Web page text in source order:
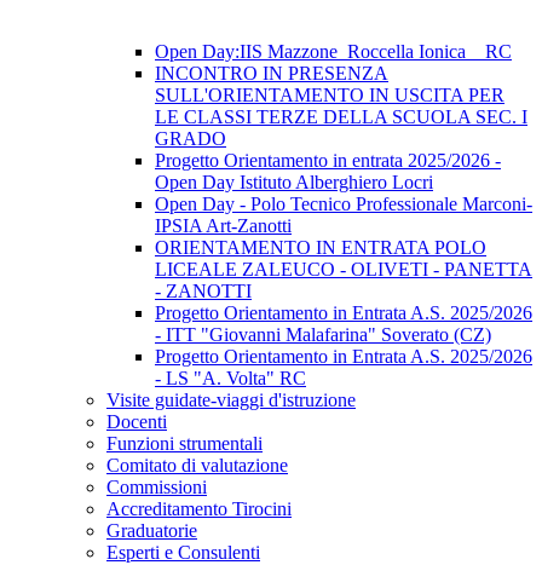
Open Day:IIS Mazzone_Roccella Ionica _ RC
INCONTRO IN PRESENZA
SULL'ORIENTAMENTO IN USCITA PER
LE CLASSI TERZE DELLA SCUOLA SEC. I
GRADO
Progetto Orientamento in entrata 2025/2026 -
Open Day Istituto Alberghiero Locri
Open Day - Polo Tecnico Professionale Marconi-
IPSIA Art-Zanotti
ORIENTAMENTO IN ENTRATA POLO
LICEALE ZALEUCO - OLIVETI - PANETTA
- ZANOTTI
Progetto Orientamento in Entrata A.S. 2025/2026
- ITT "Giovanni Malafarina" Soverato (CZ)
Progetto Orientamento in Entrata A.S. 2025/2026
- LS "A. Volta" RC
Visite guidate-viaggi d'istruzione
Docenti
Funzioni strumentali
Comitato di valutazione
Commissioni
Accreditamento Tirocini
Graduatorie
Esperti e Consulenti